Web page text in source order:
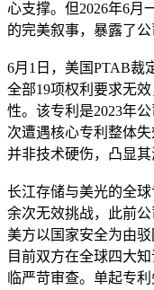
心支撑。但2026年6月
的完美叙事，暴露了公
6月1日，美国PTAB裁
全部19项权利要求无
性。该专利是2023年
次遭遇核心专利整体
并非技术硬伤，凸显其
长江存储与美光的全
余次无效挑战，此前公
美方以国家安全为由
目前双方在全球四大
临严苛审查。单起专